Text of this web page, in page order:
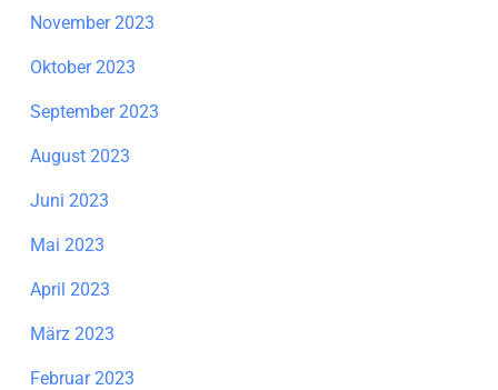
November 2023
Oktober 2023
September 2023
August 2023
Juni 2023
Mai 2023
April 2023
März 2023
Februar 2023